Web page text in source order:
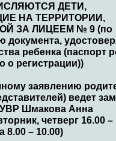
ДЕТИ,
НА ТЕРРИТОРИИ,
ЗА ЛИЦЕЕМ № 9 (по
документа,
ребенка (паспорт
о регистрации))
заявлению
ведет
УВР Шмакова Анна
четверг 16.00 –
8.00 – 10.00)